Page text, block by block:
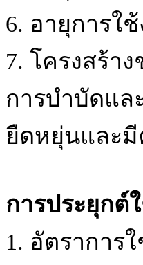
6. อายุการใ
7. โครงสร้า
การบำบัดแล
ยืดหยุ่นและมี
การประยุกต์
1. อัตราการ